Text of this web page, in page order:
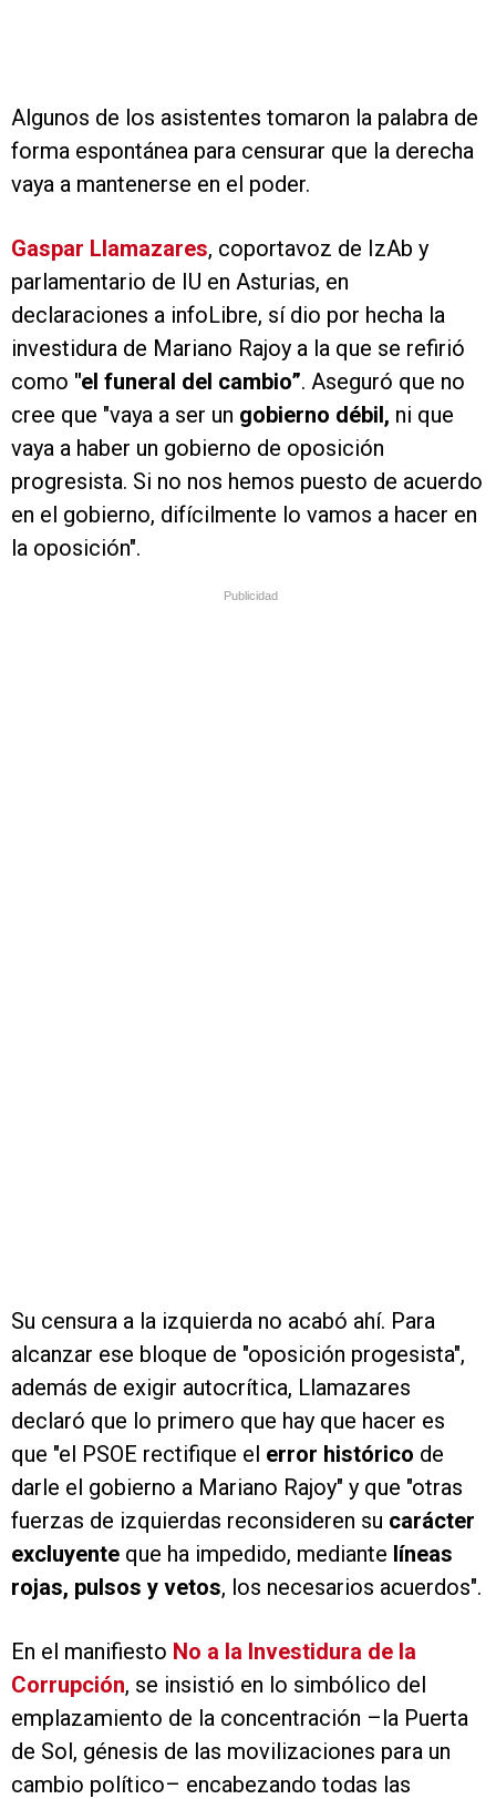
Algunos de los asistentes tomaron la palabra de
forma espontánea para censurar que la derecha
vaya a mantenerse en el poder.
Gaspar Llamazares, coportavoz de IzAb y
parlamentario de IU en Asturias, en
declaraciones a infoLibre, sí dio por hecha la
investidura de Mariano Rajoy a la que se refirió
como "el funeral del cambio”. Aseguró que no
cree que "vaya a ser un gobierno débil, ni que
vaya a haber un gobierno de oposición
progresista. Si no nos hemos puesto de acuerdo
en el gobierno, difícilmente lo vamos a hacer en
la oposición".
Publicidad
Su censura a la izquierda no acabó ahí. Para
alcanzar ese bloque de "oposición progesista",
además de exigir autocrítica, Llamazares
declaró que lo primero que hay que hacer es
que "el PSOE rectifique el error histórico de
darle el gobierno a Mariano Rajoy" y que "otras
fuerzas de izquierdas reconsideren su carácter
excluyente que ha impedido, mediante líneas
rojas, pulsos y vetos, los necesarios acuerdos".
En el manifiesto No a la Investidura de la
Corrupción, se insistió en lo simbólico del
emplazamiento de la concentración –la Puerta
de Sol, génesis de las movilizaciones para un
cambio político– encabezando todas las